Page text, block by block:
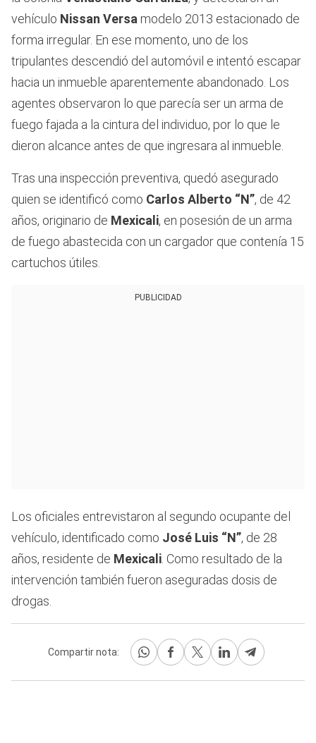
vehículo Nissan Versa modelo 2013 estacionado de
forma irregular. En ese momento, uno de los
tripulantes descendió del automóvil e intentó escapar
hacia un inmueble aparentemente abandonado. Los
agentes observaron lo que parecía ser un arma de
fuego fajada a la cintura del individuo, por lo que le
dieron alcance antes de que ingresara al inmueble.
Tras una inspección preventiva, quedó asegurado
quien se identificó como Carlos Alberto “N”, de 42
años, originario de Mexicali, en posesión de un arma
de fuego abastecida con un cargador que contenía 15
cartuchos útiles.
PUBLICIDAD
Los oficiales entrevistaron al segundo ocupante del
vehículo, identificado como José Luis “N”, de 28
años, residente de Mexicali. Como resultado de la
intervención también fueron aseguradas dosis de
drogas.
Compartir nota: